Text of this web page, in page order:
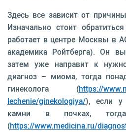
Здесь все зависит от
Изначально стоит
работает в центре Москвы в
академика Ройтберга). Он
затем уже направит к
диагноз – миома, тогда
гинеколога (https://
lechenie/ginekologiya/), если у
камни в почках,
(https://www.medicina.ru/